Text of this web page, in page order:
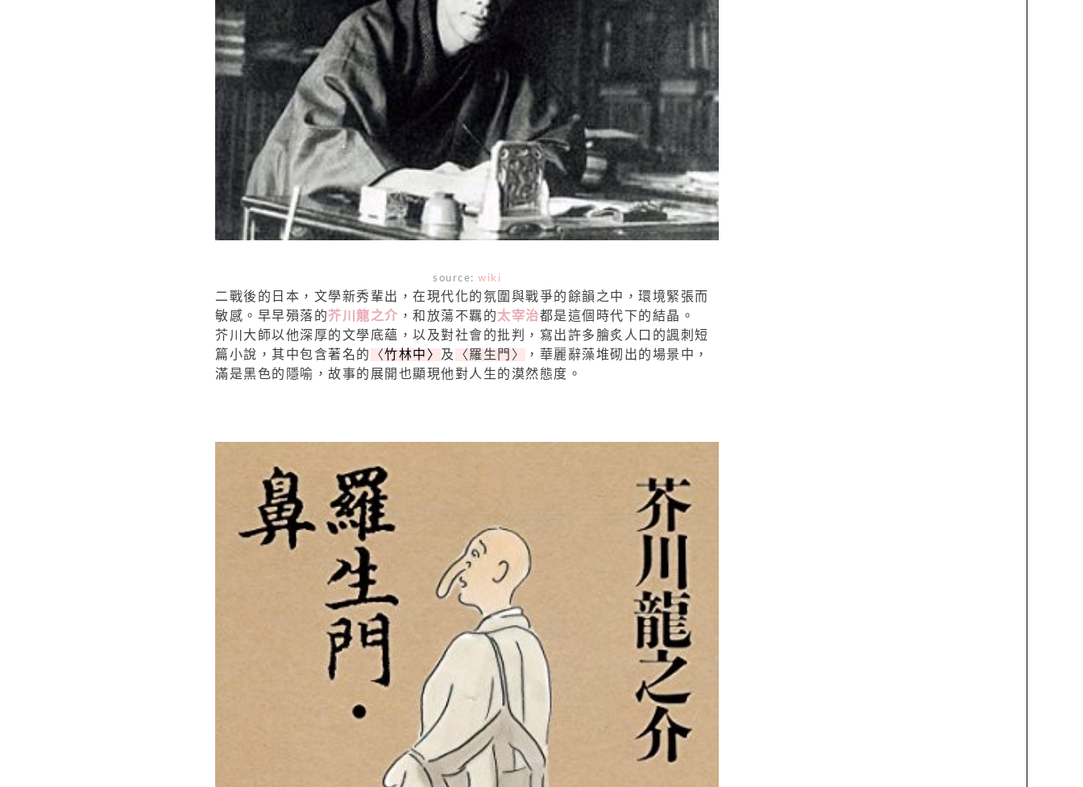
source: wiki
二戰後的日本，文學新秀輩出，在現代化的氛圍與戰爭的餘韻之中，環境緊張而
敏感。早早殞落的芥川龍之介 ，和放蕩不羈的太宰治都是這個時代下的結晶。
芥川大師以他深厚的文學底蘊，以及對社會的批判，寫出許多膾炙人口的諷刺短
篇小說，其中包含著名的
〈竹林中〉 及 〈羅生門〉
，華麗辭藻堆砌出的場景中，
滿是黑色的隱喻，故事的展開也顯現他對人生的漠然態度。